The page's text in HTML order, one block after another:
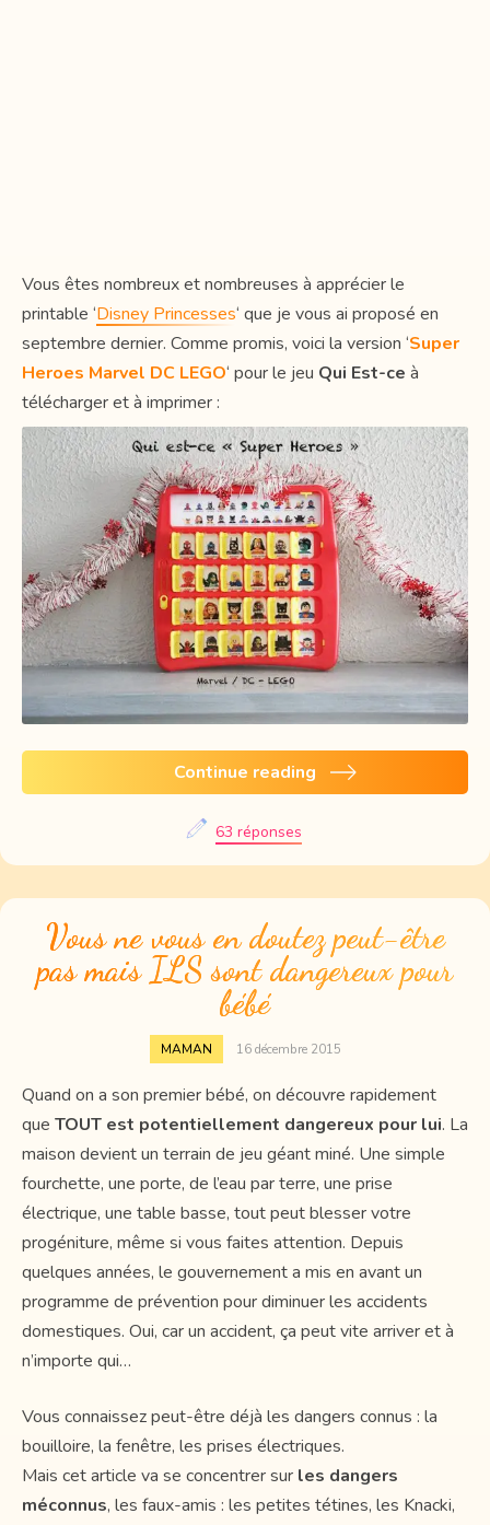
Vous êtes nombreux et nombreuses à apprécier le
printable ‘Disney Princesses‘ que je vous ai proposé en
septembre dernier. Comme promis, voici la version ‘Super
Heroes Marvel DC LEGO‘ pour le jeu Qui Est-ce à
télécharger et à imprimer :
Continue reading
63 réponses
Vous ne vous en doutez peut-être
pas mais ILS sont dangereux pour
bébé
MAMAN 16 décembre 2015
Quand on a son premier bébé, on découvre rapidement
que TOUT est potentiellement dangereux pour lui. La
maison devient un terrain de jeu géant miné. Une simple
fourchette, une porte, de l’eau par terre, une prise
électrique, une table basse, tout peut blesser votre
progéniture, même si vous faites attention. Depuis
quelques années, le gouvernement a mis en avant un
programme de prévention pour diminuer les accidents
domestiques. Oui, car un accident, ça peut vite arriver et à
n’importe qui…
Vous connaissez peut-être déjà les dangers connus : la
bouilloire, la fenêtre, les prises électriques.
Mais cet article va se concentrer sur les dangers
méconnus, les faux-amis : les petites tétines, les Knacki,